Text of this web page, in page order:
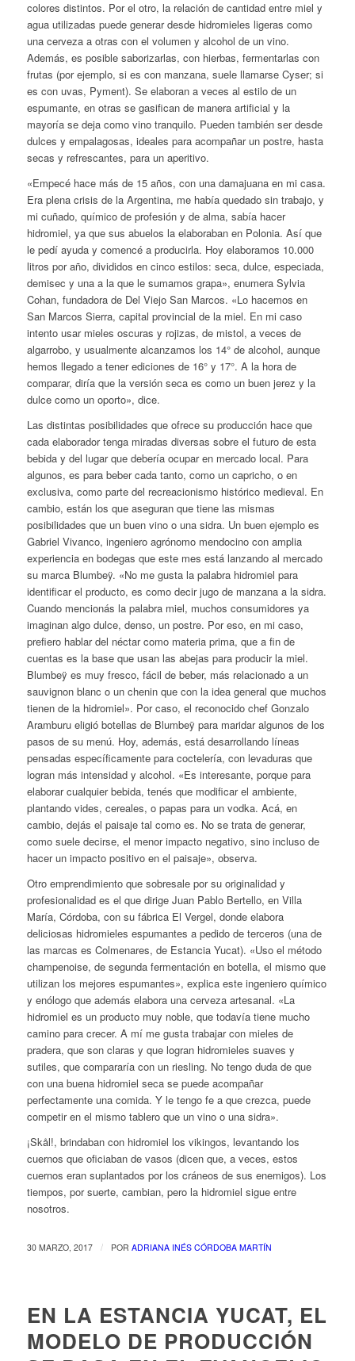
colores distintos. Por el otro, la relación de cantidad entre miel y
agua utilizadas puede generar desde hidromieles ligeras como
una cerveza a otras con el volumen y alcohol de un vino.
Además, es posible saborizarlas, con hierbas, fermentarlas con
frutas (por ejemplo, si es con manzana, suele llamarse Cyser; si
es con uvas, Pyment). Se elaboran a veces al estilo de un
espumante, en otras se gasifican de manera artificial y la
mayoría se deja como vino tranquilo. Pueden también ser desde
dulces y empalagosas, ideales para acompañar un postre, hasta
secas y refrescantes, para un aperitivo.
«Empecé hace más de 15 años, con una damajuana en mi casa.
Era plena crisis de la Argentina, me había quedado sin trabajo, y
mi cuñado, químico de profesión y de alma, sabía hacer
hidromiel, ya que sus abuelos la elaboraban en Polonia. Así que
le pedí ayuda y comencé a producirla. Hoy elaboramos 10.000
litros por año, divididos en cinco estilos: seca, dulce, especiada,
demisec y una a la que le sumamos grapa», enumera Sylvia
Cohan, fundadora de Del Viejo San Marcos. «Lo hacemos en
San Marcos Sierra, capital provincial de la miel. En mi caso
intento usar mieles oscuras y rojizas, de mistol, a veces de
algarrobo, y usualmente alcanzamos los 14° de alcohol, aunque
hemos llegado a tener ediciones de 16° y 17°. A la hora de
comparar, diría que la versión seca es como un buen jerez y la
dulce como un oporto», dice.
Las distintas posibilidades que ofrece su producción hace que
cada elaborador tenga miradas diversas sobre el futuro de esta
bebida y del lugar que debería ocupar en mercado local. Para
algunos, es para beber cada tanto, como un capricho, o en
exclusiva, como parte del recreacionismo histórico medieval. En
cambio, están los que aseguran que tiene las mismas
posibilidades que un buen vino o una sidra. Un buen ejemplo es
Gabriel Vivanco, ingeniero agrónomo mendocino con amplia
experiencia en bodegas que este mes está lanzando al mercado
su marca Blumbeÿ. «No me gusta la palabra hidromiel para
identificar el producto, es como decir jugo de manzana a la sidra.
Cuando mencionás la palabra miel, muchos consumidores ya
imaginan algo dulce, denso, un postre. Por eso, en mi caso,
prefiero hablar del néctar como materia prima, que a fin de
cuentas es la base que usan las abejas para producir la miel.
Blumbeÿ es muy fresco, fácil de beber, más relacionado a un
sauvignon blanc o un chenin que con la idea general que muchos
tienen de la hidromiel». Por caso, el reconocido chef Gonzalo
Aramburu eligió botellas de Blumbeÿ para maridar algunos de los
pasos de su menú. Hoy, además, está desarrollando líneas
pensadas específicamente para coctelería, con levaduras que
logran más intensidad y alcohol. «Es interesante, porque para
elaborar cualquier bebida, tenés que modificar el ambiente,
plantando vides, cereales, o papas para un vodka. Acá, en
cambio, dejás el paisaje tal como es. No se trata de generar,
como suele decirse, el menor impacto negativo, sino incluso de
hacer un impacto positivo en el paisaje», observa.
Otro emprendimiento que sobresale por su originalidad y
profesionalidad es el que dirige Juan Pablo Bertello, en Villa
María, Córdoba, con su fábrica El Vergel, donde elabora
deliciosas hidromieles espumantes a pedido de terceros (una de
las marcas es Colmenares, de Estancia Yucat). «Uso el método
champenoise, de segunda fermentación en botella, el mismo que
utilizan los mejores espumantes», explica este ingeniero químico
y enólogo que además elabora una cerveza artesanal. «La
hidromiel es un producto muy noble, que todavía tiene mucho
camino para crecer. A mí me gusta trabajar con mieles de
pradera, que son claras y que logran hidromieles suaves y
sutiles, que compararía con un riesling. No tengo duda de que
con una buena hidromiel seca se puede acompañar
perfectamente una comida. Y le tengo fe a que crezca, puede
competir en el mismo tablero que un vino o una sidra».
¡Skål!, brindaban con hidromiel los vikingos, levantando los
cuernos que oficiaban de vasos (dicen que, a veces, estos
cuernos eran suplantados por los cráneos de sus enemigos). Los
tiempos, por suerte, cambian, pero la hidromiel sigue entre
nosotros.
30 MARZO, 2017 / POR ADRIANA INÉS CÓRDOBA MARTÍN
EN LA ESTANCIA YUCAT, EL
MODELO DE PRODUCCIÓN